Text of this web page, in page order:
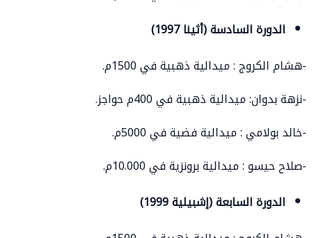
الدورة السادسة (أثينا 1997)
-هشام الكروج : ميدالية ذهبية في 1500م.
-نزهة بدوان: ميدالية ذهبية في 400م حواجز.
-خالد بولامي : ميدالية فضية في 5000م.
-صلاح حيسو : ميدالية برونزية في 10.000م.
الدورة السابعة (إشبيلية 1999)